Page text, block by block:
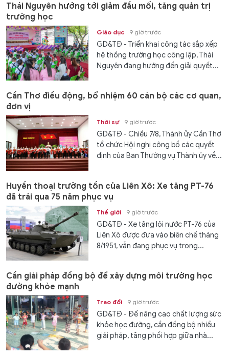
Thái Nguyên hướng tới giảm đầu mối, tăng quản trị
trường học
Giáo dục 9 giờ trước
GD&TĐ - Triển khai công tác sắp xếp
hệ thống trường học công lập, Thái
Nguyên đang hướng đến giải quyết...
Cần Thơ điều động, bổ nhiệm 60 cán bộ các cơ quan,
đơn vị
Thời sự 9 giờ trước
GD&TĐ - Chiều 7/8, Thành ủy Cần Thơ
tổ chức Hội nghị công bố các quyết
định của Ban Thường vụ Thành ủy về...
Huyền thoại trường tồn của Liên Xô: Xe tăng PT-76
đã trải qua 75 năm phục vụ
Thế giới 9 giờ trước
GD&TĐ - Xe tăng lội nước PT-76 của
Liên Xô được đưa vào biên chế tháng
8/1951, vẫn đang phục vụ trong...
Cần giải pháp đồng bộ để xây dựng môi trường học
đường khỏe mạnh
Trao đổi 9 giờ trước
GD&TĐ - Để nâng cao chất lượng sức
khỏe học đường, cần đồng bộ nhiều
giải pháp, tăng phối hợp giữa nhà...